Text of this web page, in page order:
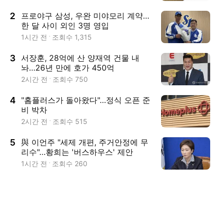
2
프로야구 삼성, 우완 미야모리 계약…
한 달 사이 외인 3명 영입
1시간 전 조회수 1,315
3 서장훈, 28억에 산 양재역 건물 내
놔…26년 만에 호가 450억
2시간 전 조회수 750
4 "홈플러스가 돌아왔다"…정식 오픈 준
비 박차
2시간 전 조회수 515
5 與 이언주 "세제 개편, 주거안정에 무
리수"…황희는 '버스하우스' 제안
1시간 전 조회수 260